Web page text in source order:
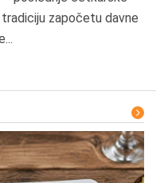
započetu davne